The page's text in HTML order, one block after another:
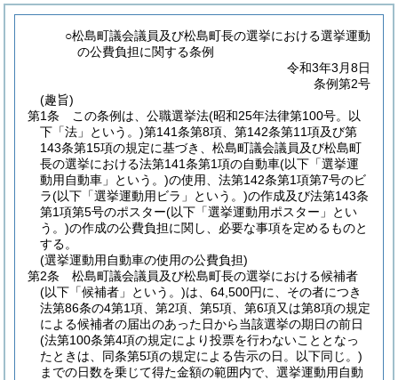
○松島町議会議員及び松島町長の選挙における選挙運動
の公費負担に関する条例
令和3年3月8日
条例第2号
(趣旨)
第1条
この条例は、公職選挙法(昭和25年法律第100号。以
下「法」という。)第141条第8項、第142条第11項及び第
143条第15項の規定に基づき、松島町議会議員及び松島町
長の選挙における法第141条第1項の自動車(以下「選挙運
動用自動車」という。)の使用、法第142条第1項第7号のビ
ラ(以下「選挙運動用ビラ」という。)の作成及び法第143条
第1項第5号のポスター(以下「選挙運動用ポスター」とい
う。)の作成の公費負担に関し、必要な事項を定めるものと
する。
(選挙運動用自動車の使用の公費負担)
第2条
松島町議会議員及び松島町長の選挙における候補者
(以下「候補者」という。)は、64,500円に、その者につき
法第86条の4第1項、第2項、第5項、第6項又は第8項の規定
による候補者の届出のあった日から当該選挙の期日の前日
(法第100条第4項の規定により投票を行わないこととなっ
たときは、同条第5項の規定による告示の日。以下同じ。)
までの日数を乗じて得た金額の範囲内で、選挙運動用自動